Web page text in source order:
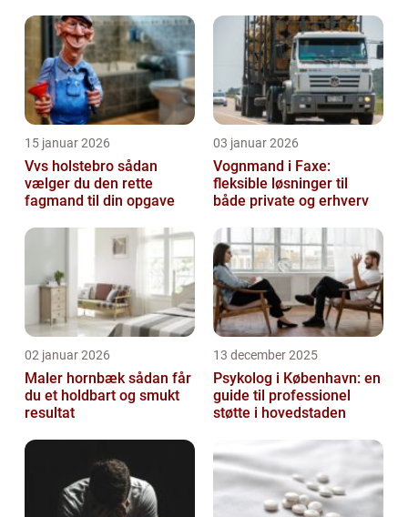
15 januar 2026
Vvs holstebro sådan
vælger du den rette
fagmand til din opgave
03 januar 2026
Vognmand i Faxe:
fleksible løsninger til
både private og erhverv
02 januar 2026
Maler hornbæk sådan får
du et holdbart og smukt
resultat
13 december 2025
Psykolog i København: en
guide til professionel
støtte i hovedstaden